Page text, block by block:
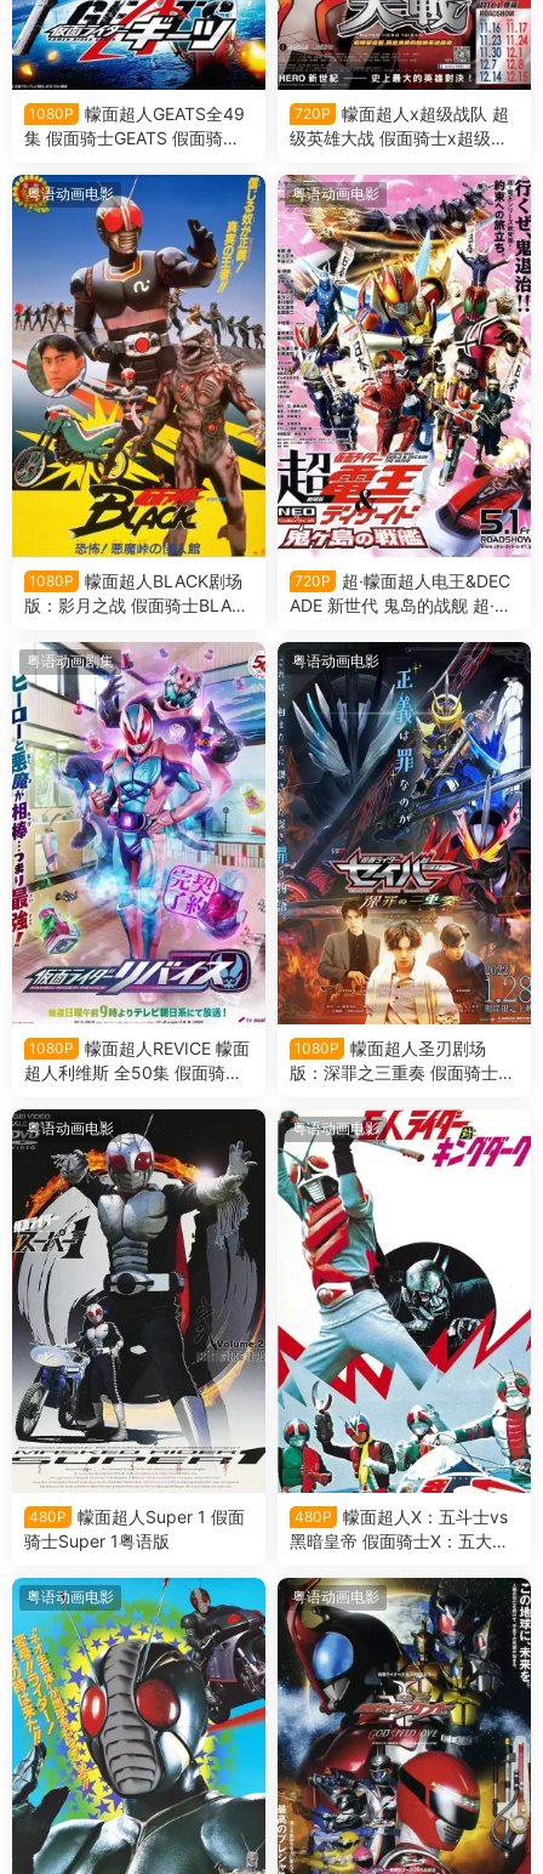
1080P
幪面超人GEATS全49
集 假面骑士GEATS 假面骑士
720P
幪面超人x超级战队 超
级英雄大战 假面骑士x超级战
粤语动画电影
1080P
幪面超人BLACK剧场
版：影月之战 假面骑士BLAC
怪人馆粤语版
粤语动画电影
720P
超·幪面超人电王&DEC
ADE 新世代 鬼岛的战舰 超·假
鬼之岛的战舰粤语版
粤语动画剧集
1080P
幪面超人REVICE 幪面
超人利维斯 全50集 假面骑士R
粤语动画电影
1080P
幪面超人圣刃剧场
版：深罪之三重奏 假面骑士圣
版
粤语动画电影
480P
幪面超人Super 1 假面
骑士Super 1粤语版
粤语动画电影
480P
幪面超人X：五斗士vs
黑暗皇帝 假面骑士X：五大骑
粤语动画电影 粤语动画电影